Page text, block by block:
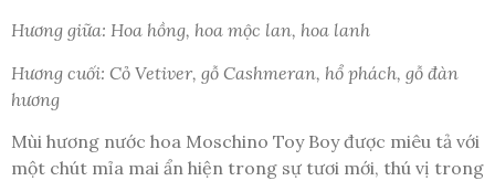
Hương giữa: Hoa hồng, hoa mộc lan, hoa lanh
Hương cuối: Cỏ Vetiver, gỗ Cashmeran, hổ phách, gỗ đàn
hương
Mùi hương nước hoa Moschino Toy Boy được miêu tả với
một chút mỉa mai ẩn hiện trong sự tươi mới, thú vị trong